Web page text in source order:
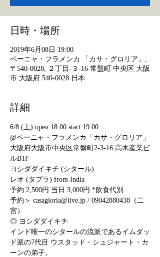
日時・場所
2019年6月08日 19:00
ペーニャ・フラメンカ 「カサ・グロリア」,
〒540-0028, ２丁目-３-16 常盤町 中央区 大阪
市 大阪府 540-0028 日本
詳細
6/8 (土) open 18:00 start 19:00
@ペーニャ・フラメンカ「カサ・グロリア」
大阪府大阪市中央区常盤町2-3-16 高木産業ビ
ルB1F
ヨシダダイキチ (シタール)
レオ (タブラ) from India
予約 2,500円 当日 3,000円 *飲食代別
予約＞ casagloria@live.jp / 09042880438（二
宮）
◎ ヨシダダイキチ
インド唯一のシタールの流派であるイムダッ
ド派の7代目 ウスタッド・シュジャート・カ
ーンの弟子。